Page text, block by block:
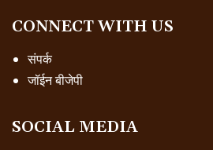
CONNECT WITH US
संपर्क
जॉईन बीजेपी
SOCIAL MEDIA